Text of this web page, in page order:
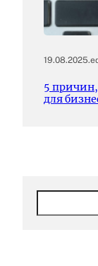
19.08.2025.
5
для
S